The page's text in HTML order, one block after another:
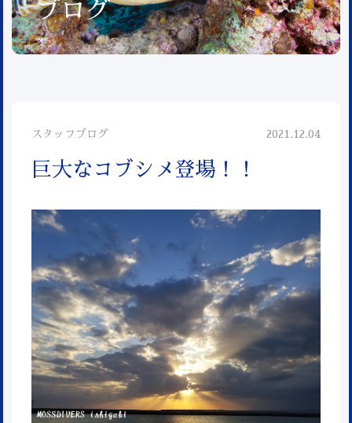
ブログ
スタッフブログ 2021.12.04
巨大なコブシメ登場！！